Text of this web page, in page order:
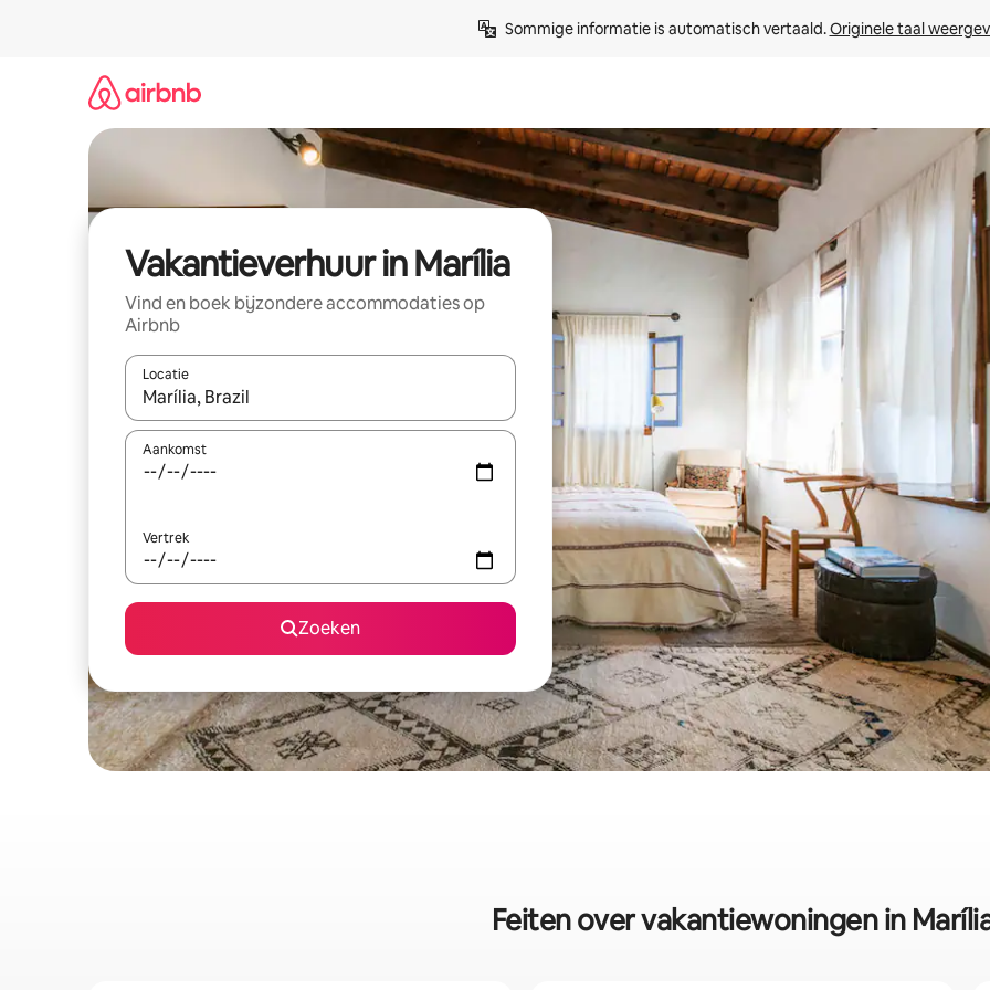
Sommige informatie is automatisch vertaald. Originele taal
Vakantieverhuur in Marília
Vind en boek bijzondere accommodaties op
Airbnb
Locatie
Wanneer er suggesties beschikbaar zijn, maak je een keuze met je de pijltjestoetsen omhoog en omlaag, óf door te
Aankomst
Vertrek
Zoeken
Feiten over vakantiewoningen in